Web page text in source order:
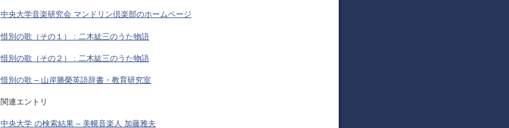
中央大学音楽研究会 マンドリン倶楽部のホームページ
惜別の歌（その１） : 二木紘三のうた物語
惜別の歌（その２） : 二木紘三のうた物語
惜別の歌 – 山岸勝榮英語辞書・教育研究室
関連エントリ
中央大学 の検索結果 – 美幌音楽人 加藤雅夫